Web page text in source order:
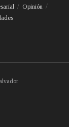
Opinión